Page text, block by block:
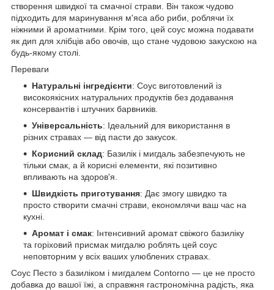
створення швидкої та смачної страви. Він також чудово
підходить для маринування м'яса або риби, роблячи їх
ніжними й ароматними. Крім того, цей соус можна подавати
як дип для хлібців або овочів, що стане чудовою закускою на
будь-якому столі.
Переваги
Натуральні інгредієнти: Соус виготовлений із
високоякісних натуральних продуктів без додавання
консервантів і штучних барвників.
Універсальність: Ідеальний для використання в
різних стравах — від пасти до закусок.
Корисний склад: Базилік і мигдаль забезпечують не
тільки смак, а й корисні елементи, які позитивно
впливають на здоров'я.
Швидкість приготування: Дає змогу швидко та
просто створити смачні страви, економлячи ваш час на
кухні.
Аромат і смак: Інтенсивний аромат свіжого базиліку
та горіховий присмак мигдалю роблять цей соус
неповторним у всіх ваших улюблених стравах.
Соус Песто з базиліком і мигдалем Contorno — це не просто
добавка до вашої їжі, а справжня гастрономічна радість, яка